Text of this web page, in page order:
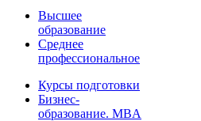
Высшее
образование
Среднее
профессиональное
Курсы подготовки
Бизнес-
образование. MBA